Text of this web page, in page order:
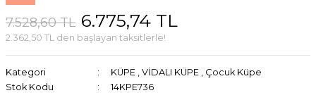
7.528,60 TL 6.775,74 TL
2.362,50 TL den başlayan taksitlerle!
Kategori KÜPE , VİDALI KÜPE , Çocuk Küpe
Stok Kodu
14KPE736